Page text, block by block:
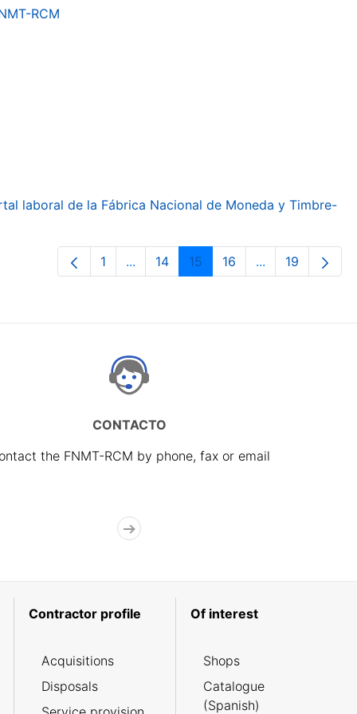
RCM
laboral de la Fábrica Nacional de Moneda y Timbre-
Page
1 ...Intermediate Pages Use TAB to
Page
14 Page
15 Page
16 ...Intermediate
Page
19
CONTACTO
the FNMT-RCM by phone, fax or email
Contractor profile
Acquisitions
Disposals
Of interest
Shops
Catalogue
(Spanish)